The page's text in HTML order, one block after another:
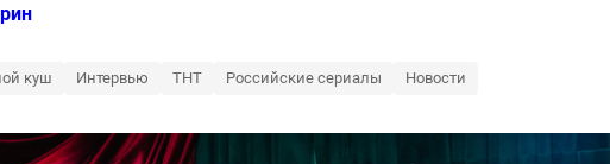
куш Интервью ТНТ Российские сериалы Новости